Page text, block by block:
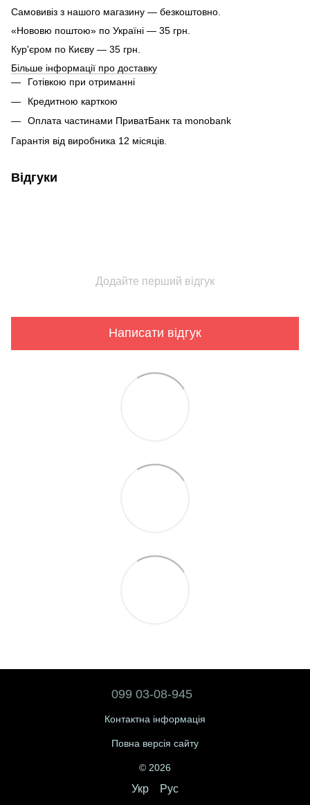
Самовивіз з нашого магазину — безкоштовно.
«Нововю поштою» по Україні — 35 грн.
Кур'єром по Києву — 35 грн.
Більше інформації про доставку
Готівкою при отриманні
Кредитною карткою
Оплата частинами ПриватБанк та monobank
Гарантія від виробника 12 місяців.
Відгуки
Додайте перший відгук
Написати відгук
099 03-08-945
Контактна інформація
Повна версія сайту
© 2026
Укр Рус